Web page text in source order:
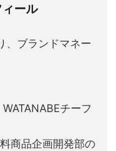
ール
、ブランドマネー
チーフ
商品企画開発部の